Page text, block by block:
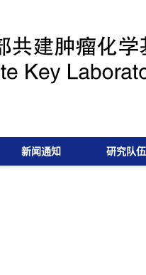
新闻通知 研究队伍